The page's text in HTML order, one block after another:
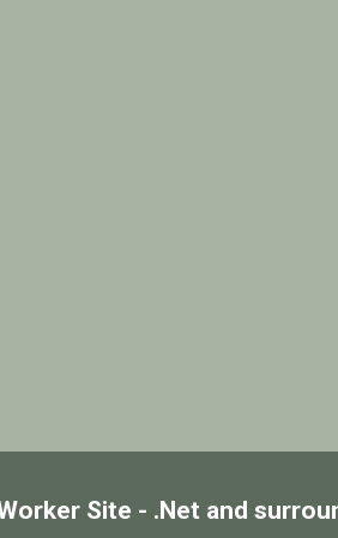
Site - .Net and